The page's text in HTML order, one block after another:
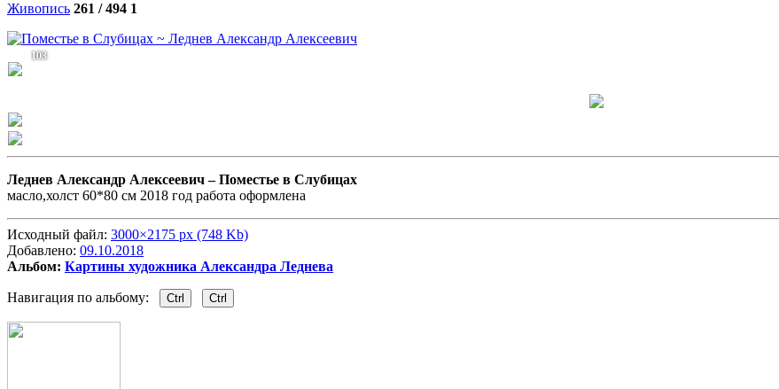
Живопись 261 / 494 1
103
Леднев Александр Алексеевич –Поместье в Слубицах
масло,холст 60*80 см 2018 год работа оформлена
Исходный файл: 3000×2175 px (748 Kb)
Добавлено: 09.10.2018
Альбом: Картины художника Александра Леднева
Навигация по альбому: Ctrl Ctrl